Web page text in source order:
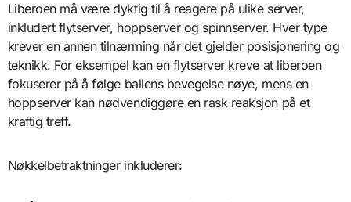
Liberoen må være dyktig til å reagere på ulike server,
inkludert flytserver, hoppserver og spinnserver. Hver type
krever en annen tilnærming når det gjelder posisjonering og
teknikk. For eksempel kan en flytserver kreve at liberoen
fokuserer på å følge ballens bevegelse nøye, mens en
hoppserver kan nødvendiggøre en rask reaksjon på et
kraftig treff.
Nøkkelbetraktninger inkluderer: